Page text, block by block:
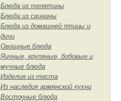
Блюда из телятины
Блюда из свинины
Блюда из домашней птицы и
дичи
Овощные блюда
Яичные, крупяные, бобовые и
мучные блюда
Изделия из теста
Из наследия армянской кухни
Восточные блюда